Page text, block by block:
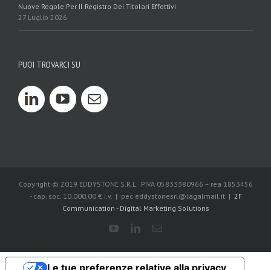
Nuove Regole Per Il Registro Dei Titolari Effettivi
27 Luglio 2026
PUOI TROVARCI SU
Copyright © 2019 EDDYSTONE S.R.L. PIVA 05833380966 – rea 1853456
- cap. soc. 10.000,00 € i.v. | pec eddystonesrl@lagalmail.it | 2F
Communication - Digital Marketing Solutions
Le tue preferenze relative alla privacy